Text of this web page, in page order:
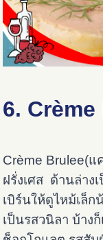
6.
Crème Brulee(แ
ฝรั่งเศส ด้านล่าง
เบิร์นให้ดูไหม้เล็
เป็นรสวนิลา บ้าง